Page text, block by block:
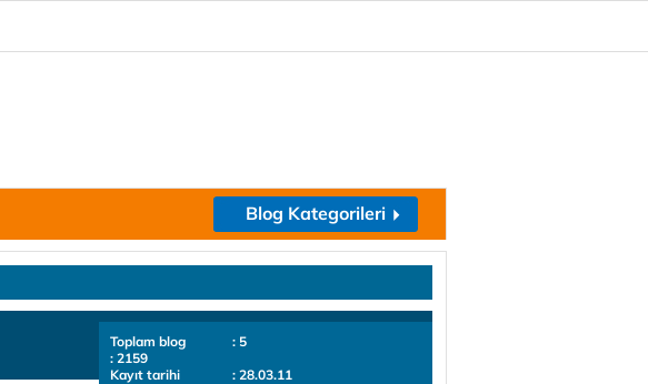
Blog Kategorileri
Toplam blog
: 5
: 2159
Kayıt tarihi
: 28.03.11